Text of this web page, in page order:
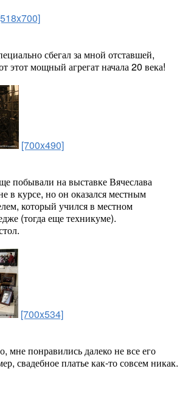
сбегал за мной отставшей,
этот мощный агрегат начала 20 века!
[700x490]
побывали на выставке Вячеслава
в курсе, но он оказался местным
который учился в местном
(тогда еще техникуме).
[700x534]
мне понравились далеко не все его
свадебное платье как-то совсем никак.